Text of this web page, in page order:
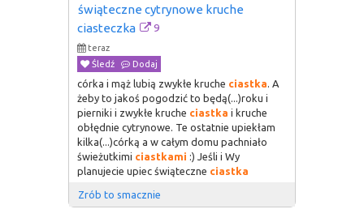
świąteczne cytrynowe kruche
ciasteczka
9
teraz
Śledź
Dodaj
córka i mąż lubią zwykłe kruche ciastka. A
żeby to jakoś pogodzić to będą(...)roku i
pierniki i zwykłe kruche ciastka i kruche
obłędnie cytrynowe. Te ostatnie upiekłam
kilka(...)córką a w całym domu pachniało
świeżutkimi ciastkami :) Jeśli i Wy
planujecie upiec świąteczne ciastka
Zrób to smacznie